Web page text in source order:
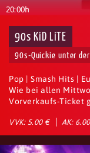
20:00h
90s KiD LiTE
90s-Quickie unter der
Pop | Smash Hits |
Wie bei allen
Vorverkaufs-Ticket
VVK: 5.00 € AK: